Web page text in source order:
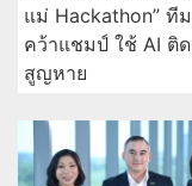
แม่ Hackathon” ที
คว้าแชมป์ ใช้ AI ติ
สูญหาย